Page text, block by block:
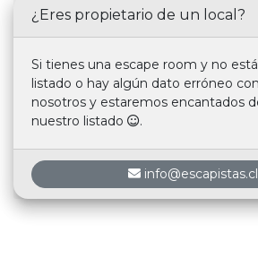
¿Eres propietario de un local?
Si tienes una escape room y no
listado o hay algún dato erróneo
nosotros y estaremos encantados
nuestro listado
.